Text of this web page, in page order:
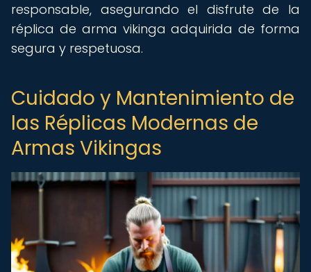
responsable, asegurando el disfrute de la
réplica de arma vikinga adquirida de forma
segura y respetuosa.
Cuidado y Mantenimiento de
las Réplicas Modernas de
Armas Vikingas